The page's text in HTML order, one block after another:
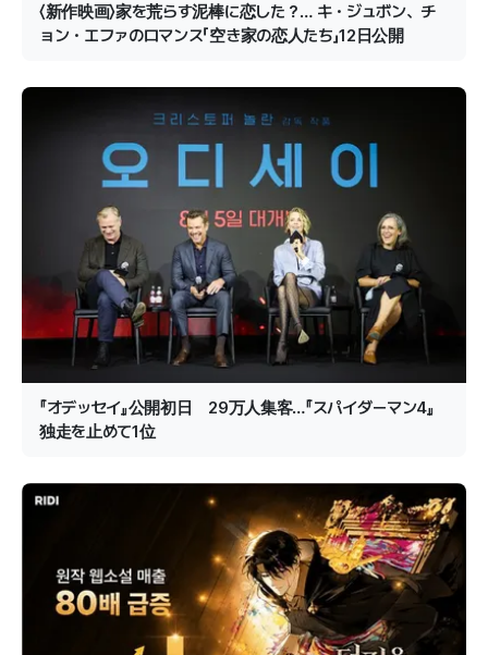
〈新作映画〉家を荒らす泥棒に恋した？… キ・ジュボン、チ
ョン・エファのロマンス「空き家の恋人たち」12日公開
『オデッセイ』公開初日 29万人集客…『スパイダーマン4』
独走を止めて1位